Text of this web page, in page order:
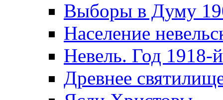
Выборы в Думу
Население
Невель. Год 1918-
Древнее